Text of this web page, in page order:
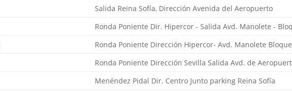
Salida Reina Sofía, Dirección Avenida del Aeropuerto
Ronda Poniente Dir. Hipercor - Salida Avd. Manolete -
Ronda Poniente Dirección Hipercor- Avd. Manolete
Ronda Poniente Dirección Sevilla Salida Avd. de
Menéndez Pidal Dir. Centro Junto parking Reina Sofía